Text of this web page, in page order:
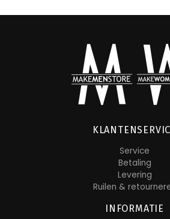
Service
Betaling
Levering
Ruilen &
INFORMATIE